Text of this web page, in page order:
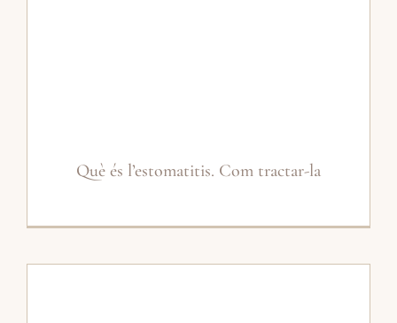
Què és l’estomatitis. Com tractar-la